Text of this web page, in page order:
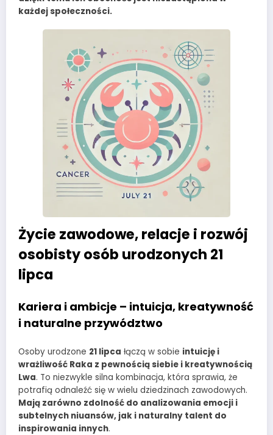
każdej społeczności.
Życie zawodowe, relacje i rozwój
osobisty osób urodzonych 21
lipca
Kariera i ambicje – intuicja, kreatywność
i naturalne przywództwo
Osoby urodzone 21 lipca łączą w sobie intuicję i
wrażliwość Raka z pewnością siebie i kreatywnością
Lwa. To niezwykle silna kombinacja, która sprawia, że
potrafią odnaleźć się w wielu dziedzinach zawodowych.
Mają zarówno zdolność do analizowania emocji i
subtelnych niuansów, jak i naturalny talent do
inspirowania innych.